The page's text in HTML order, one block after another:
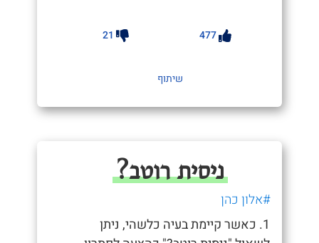
477
21
שיתוף
ניסית רוטב?
#אלון כהן
1. כאשר קיימת בעיה כלשהי, ניתן